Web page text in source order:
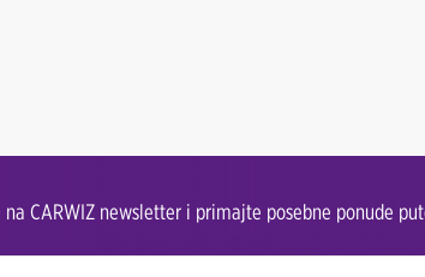
CARWIZ newsletter i primajte posebne ponude